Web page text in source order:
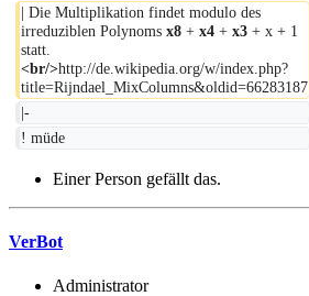
| Die Multiplikation findet modulo des
irreduziblen Polynoms x8 + x4 + x3 + x + 1
statt.
<br/>http://de.wikipedia.org/w/index.php?
title=Rijndael_MixColumns&oldid=66283187
|-
! müde
Einer Person gefällt das.
VerBot
Administrator